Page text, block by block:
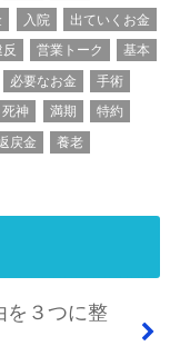
入院
出ていくお金
営業トーク
基本
必要なお金
手術
死神 満期
特約
戻金 養老
を３つに整